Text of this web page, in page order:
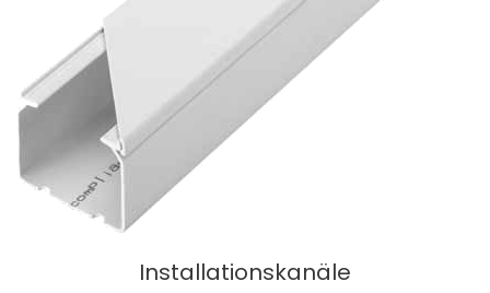
Installationskanäle